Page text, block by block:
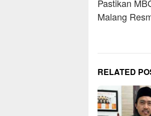
Pastikan
Malang
RELATED